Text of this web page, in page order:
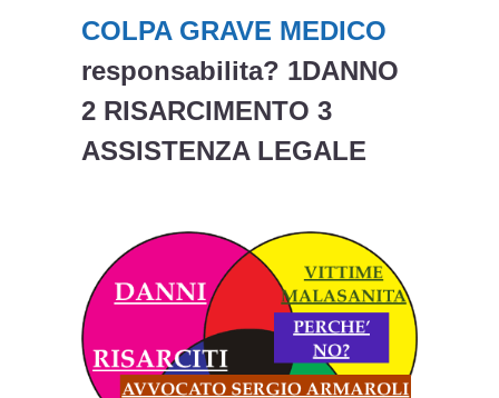
COLPA GRAVE MEDICO
responsabilita? 1DANNO
2 RISARCIMENTO 3
ASSISTENZA LEGALE